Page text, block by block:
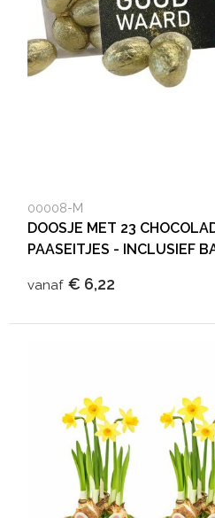
00008-M
DOOSJE MET 23
PAASEITJES - INCLUSIEF
vanaf € 6,22